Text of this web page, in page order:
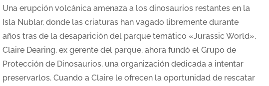
Una erupción volcánica amenaza a los dinosaurios restantes en la
Isla Nublar, donde las criaturas han vagado libremente durante
años tras de la desaparición del parque temático «Jurassic World».
Claire Dearing, ex gerente del parque, ahora fundó el Grupo de
Protección de Dinosaurios, una organización dedicada a intentar
preservarlos. Cuando a Claire le ofrecen la oportunidad de rescatar